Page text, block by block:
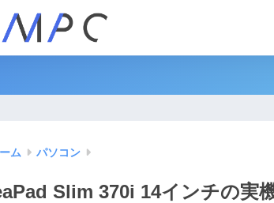
ム パソコン
Slim 370i 14インチの実